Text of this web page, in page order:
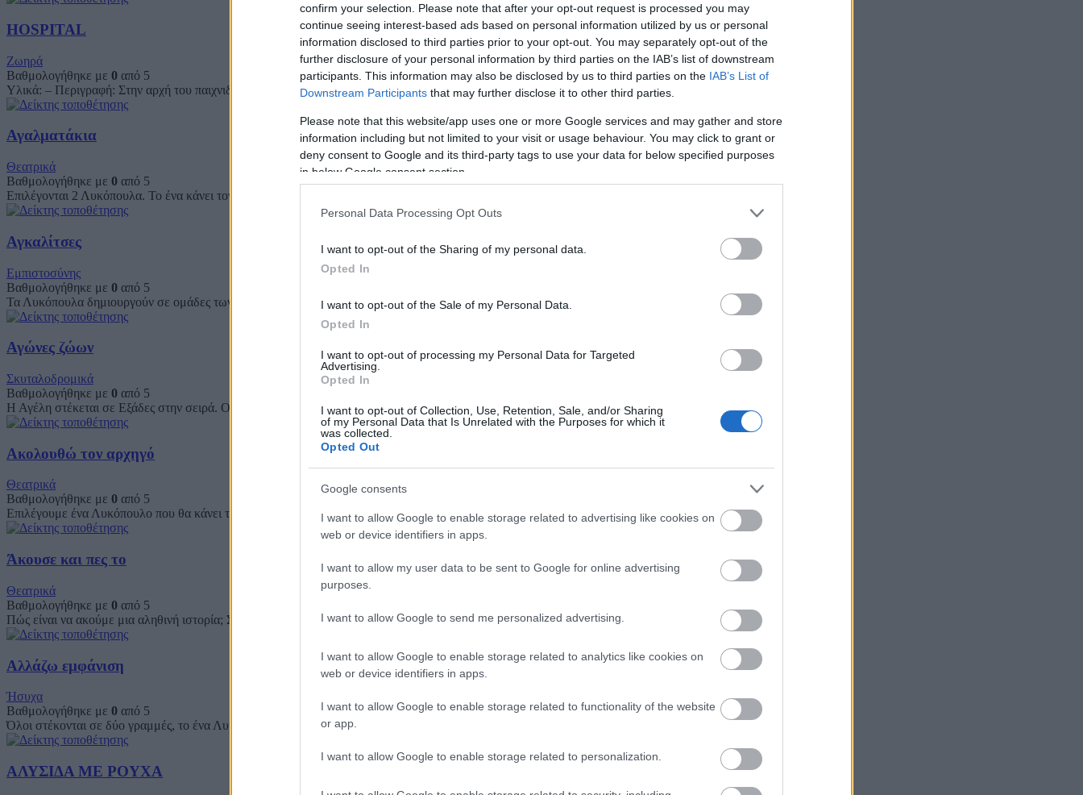
confirm your selection. Please note that after your opt-out request is processed you may
continue seeing interest-based ads based on personal information utilized by us or personal
information disclosed to third parties prior to your opt-out. You may separately opt-out of the
further disclosure of your personal information by third parties on the IAB’s list of downstream
participants. This information may also be disclosed by us to third parties on the IAB’s List of
Downstream Participants that may further disclose it to other third parties.
Please note that this website/app uses one or more Google services and may gather and store
information including but not limited to your visit or usage behaviour. You may click to grant or
deny consent to Google and its third-party tags to use your data for below specified purposes
in below Google consent section.
Personal Data Processing Opt Outs
I want to opt-out of the Sharing of my personal data.
Opted In
I want to opt-out of the Sale of my Personal Data.
Opted In
I want to opt-out of processing my Personal Data for Targeted
Advertising.
Opted In
I want to opt-out of Collection, Use, Retention, Sale, and/or Sharing
of my Personal Data that Is Unrelated with the Purposes for which it
was collected.
Opted Out
Google consents
I want to allow Google to enable storage related to advertising like cookies on
web or device identifiers in apps.
I want to allow my user data to be sent to Google for online advertising
purposes.
I want to allow Google to send me personalized advertising.
I want to allow Google to enable storage related to analytics like cookies on
web or device identifiers in apps.
I want to allow Google to enable storage related to functionality of the website
or app.
I want to allow Google to enable storage related to personalization.
HOSPITAL
Ζωηρά
Βαθμολογήθηκε με 0 από 5
Υλικά: – Περιγραφή: Στην αρχή του παιχνιδιού, ένα ή δύο παιδιά ορίζονται σαν κυνηγοί. Οι κυνηγοί προσπαθούν να να «τραυματίσουν»
Αγαλματάκια
Θεατρικά
Βαθμολογήθηκε με 0 από 5
Επιλέγονται 2 Λυκόπουλα. Το ένα κάνει τον πωλητή και το άλλο τον πελάτη. Τα υπόλοιπα Λυκόπουλα κινούνται και χοροπηδούν γύρω
Αγκαλίτσες
Εμπιστοσύνης
Βαθμολογήθηκε με 0 από 5
Τα Λυκόπουλα δημιουργούν σε ομάδες των τριών, ο ένας δίπλα στον άλλον. Οι δύο εξωτερικοί πιάνουν με το δεξί τους
Αγώνες ζώων
Σκυταλοδρομικά
Βαθμολογήθηκε με 0 από 5
Η Αγέλη στέκεται σε Εξάδες στην σειρά. Ο Ακέλα ζητά από τα Λυκόπουλα, σε κάθε διαδρομή να κάνουν ένα διαφορετικό
Ακολουθώ τον αρχηγό
Θεατρικά
Βαθμολογήθηκε με 0 από 5
Επιλέγουμε ένα Λυκόπουλο που θα κάνει τον αρχηγό το οποίο μπαίνει μπροστά και από πίσω του τον ακολουθούν όλα τα
Άκουσε και πες το
Θεατρικά
Βαθμολογήθηκε με 0 από 5
Πώς είναι να ακούμε μια αληθινή ιστορία; Σε ζεύγη: Ο Α ένα Λυκόπουλο) διηγείται δύο φορές στον Β (δεύτερο Λυκόπουλο)
Αλλάζω εμφάνιση
Ήσυχα
Βαθμολογήθηκε με 0 από 5
Όλοι στέκονται σε δύο γραμμές, το ένα Λυκόπουλο απέναντι από το άλλο και μοιτάζονται για 1 – 2 λεπτά. Κάθε
ΑΛΥΣΙΔΑ ΜΕ ΡΟΥΧΑ